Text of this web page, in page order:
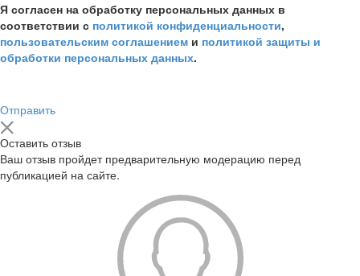
Я согласен на обработку персональных данных в
соответствии с политикой конфиденциальности,
пользовательским соглашением и политикой защиты и
обработки персональных данных.
Отправить
Оставить отзыв
Ваш отзыв пройдет предварительную модерацию перед
публикацией на сайте.